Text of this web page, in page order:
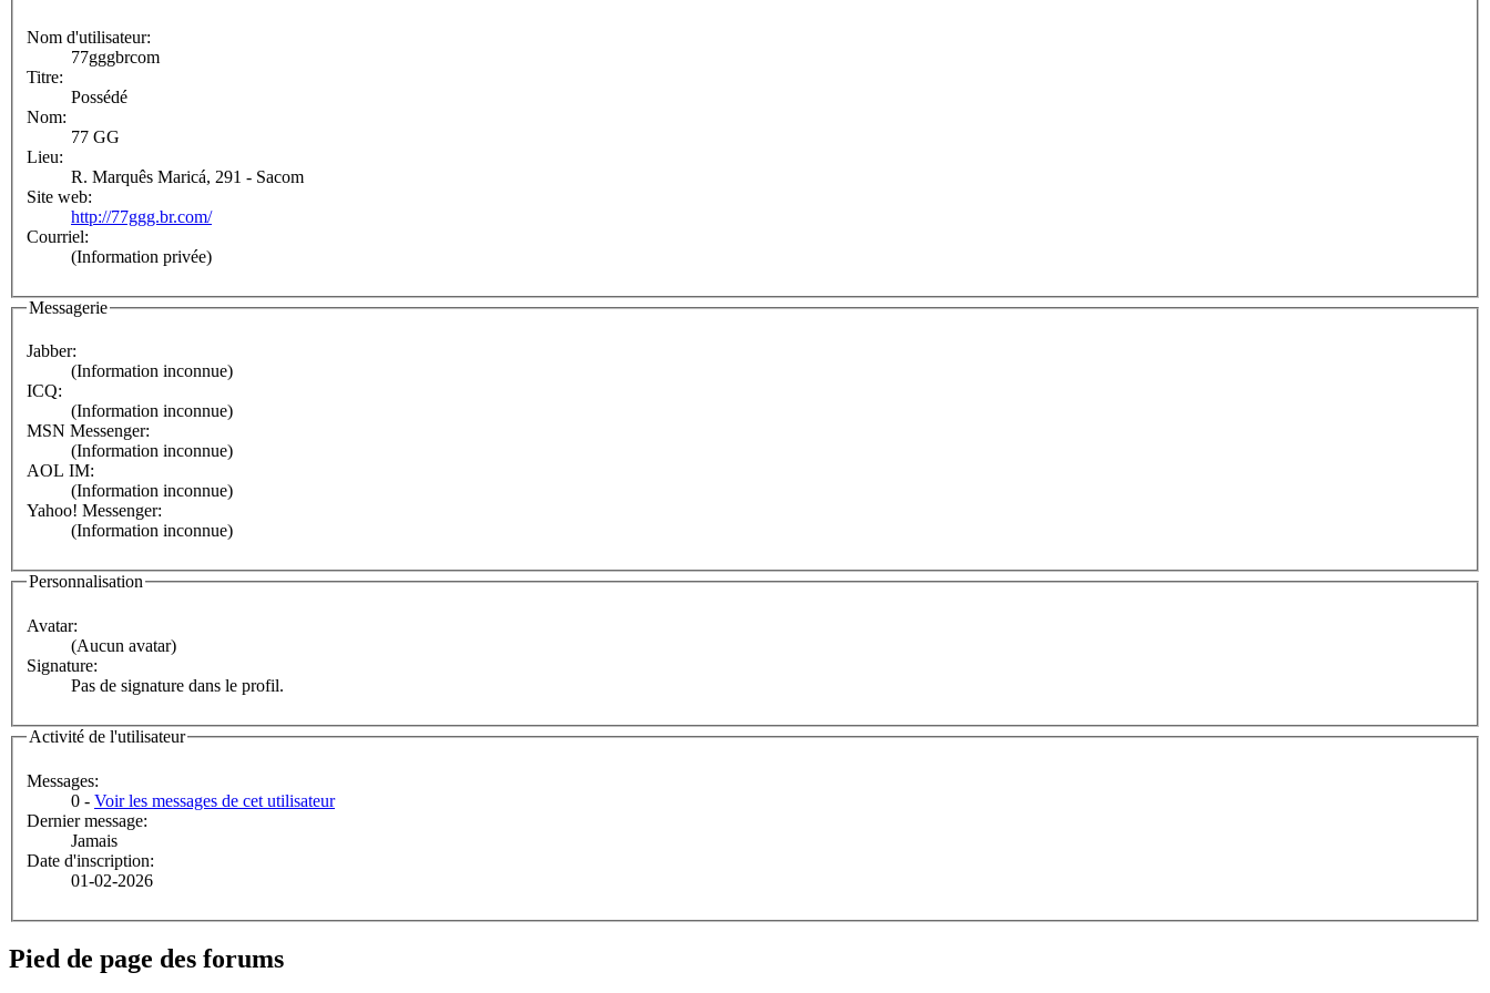
Nom d'utilisateur:
77gggbrcom
Titre:
Possédé
Nom:
77 GG
Lieu:
R. Marquês Maricá, 291 - Sacom
Site web:
http://77ggg.br.com/
Courriel:
(Information privée)
Messagerie
Jabber:
(Information inconnue)
ICQ:
(Information inconnue)
MSN Messenger:
(Information inconnue)
AOL IM:
(Information inconnue)
Yahoo! Messenger:
(Information inconnue)
Personnalisation
Avatar:
(Aucun avatar)
Signature:
Pas de signature dans le profil.
Activité de l'utilisateur
Messages:
0 - Voir les messages de cet utilisateur
Dernier message:
Jamais
Date d'inscription:
01-02-2026
Pied de page des forums